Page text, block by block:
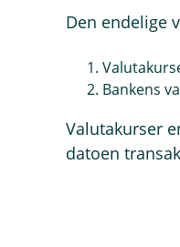
Den endelige
Bankens
Valutakurser
datoen